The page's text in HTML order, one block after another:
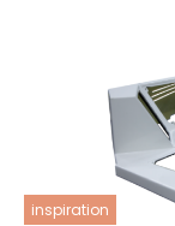
inspiration